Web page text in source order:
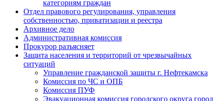
категориям граждан
Отдел правового регулирования, управления
собственностью, приватизации и реестра
Архивное дело
Административная комиссия
Прокурор разъясняет
Защита населения и территорий от чрезвычайных
ситуаций
Управление гражданской защиты г. Нефтекамска
Комиссия по ЧС и ОПБ
Комиссия ПУФ
Эвакуационная комиссия городского округа город